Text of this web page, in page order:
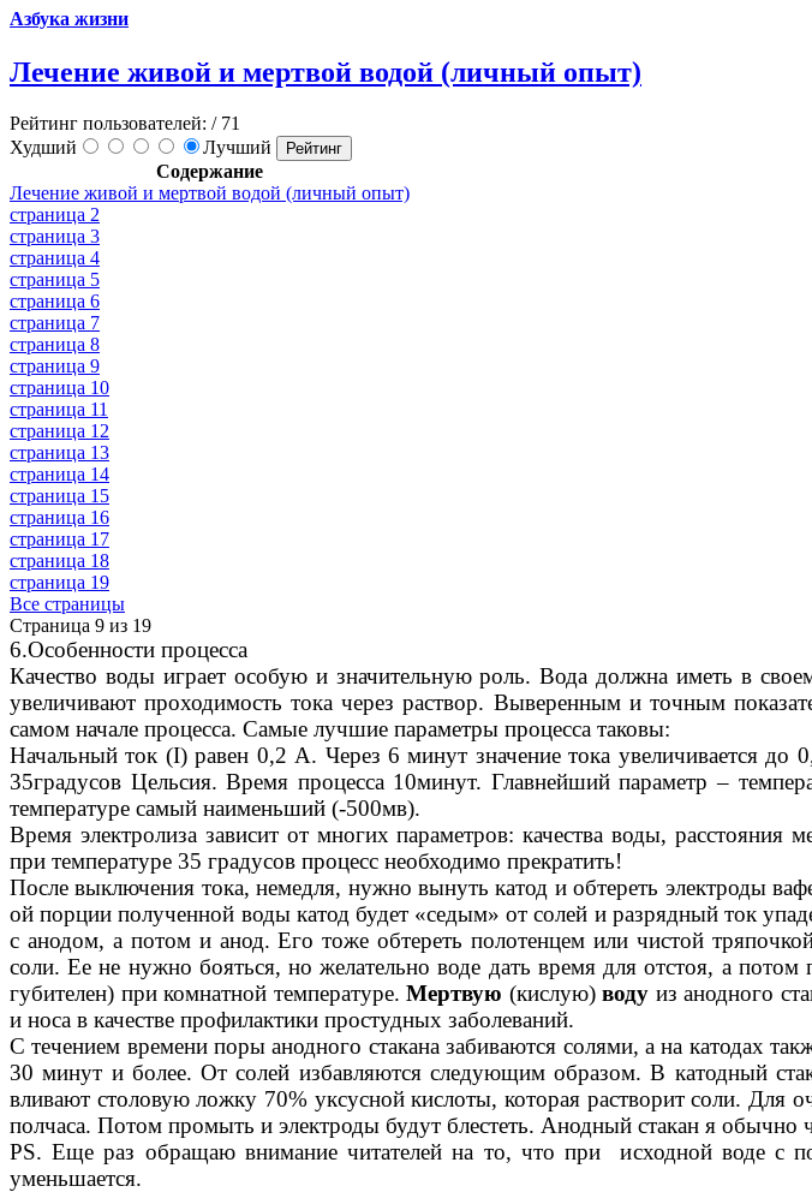
Азбука жизни
Лечение живой и мертвой водой (личный опыт)
Рейтинг пользователей: / 71
Худший
Лучший
Содержание
Лечение живой и мертвой водой (личный опыт)
страница 2
страница 3
страница 4
страница 5
страница 6
страница 7
страница 8
страница 9
страница 10
страница 11
страница 12
страница 13
страница 14
страница 15
страница 16
страница 17
страница 18
страница 19
Все страницы
Страница 9 из 19
6.Особенности процесса
Качество воды играет особую и значительную роль. Вода должна иметь в
увеличивают проходимость тока через раствор. Выверенным и точным
самом начале процесса. Самые лучшие параметры процесса таковы:
Начальный ток (I) равен 0,2 А. Через 6 минут значение тока увеличивается
35градусов Цельсия. Время процесса 10минут. Главнейший параметр –
температуре самый наименьший (-500мв).
Время электролиза зависит от многих параметров: качества воды,
при температуре 35 градусов процесс необходимо прекратить!
После выключения тока, немедля, нужно вынуть катод и обтереть электроды
ой порции полученной воды катод будет «седым» от солей и разрядный ток
с анодом, а потом и анод. Его тоже обтереть полотенцем или чистой
соли. Ее не нужно бояться, но желательно воде дать время для отстоя, а потом
губителен) при комнатной температуре.Мертвую (кислую)воду из анодного
и носа в качестве профилактики простудных заболеваний.
С течением времени поры анодного стакана забиваются солями, а на катодах
30 минут и более. От солей избавляются следующим образом. В катодный
вливают столовую ложку 70% уксусной кислоты, которая растворит соли. Для
полчаса. Потом промыть и электроды будут блестеть. Анодный стакан я обычно
PS. Еще раз обращаю внимание читателей на то, что при исходной воде с
уменьшается.